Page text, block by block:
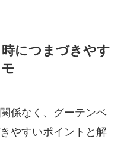
につまづきやす
係なく、グーテンベ
やすいポイントと解